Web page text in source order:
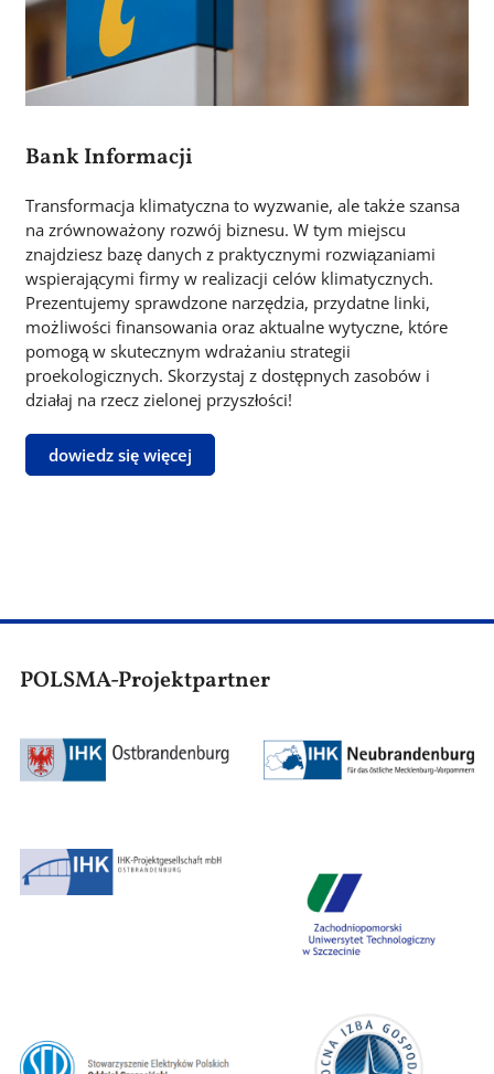
Bank Informacji
Transformacja klimatyczna to wyzwanie, ale także szansa
na zrównoważony rozwój biznesu. W tym miejscu
znajdziesz bazę danych z praktycznymi rozwiązaniami
wspierającymi firmy w realizacji celów klimatycznych.
Prezentujemy sprawdzone narzędzia, przydatne linki,
możliwości finansowania oraz aktualne wytyczne, które
pomogą w skutecznym wdrażaniu strategii
proekologicznych. Skorzystaj z dostępnych zasobów i
działaj na rzecz zielonej przyszłości!
dowiedz się więcej
POLSMA-Projektpartner
Obraz